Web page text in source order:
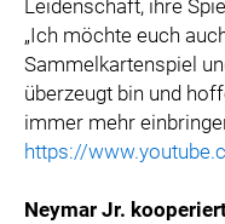
Leidenschaft, ihre
„Ich möchte euch
Sammelkartenspiel
überzeugt bin und
immer mehr
https://
Neymar Jr.